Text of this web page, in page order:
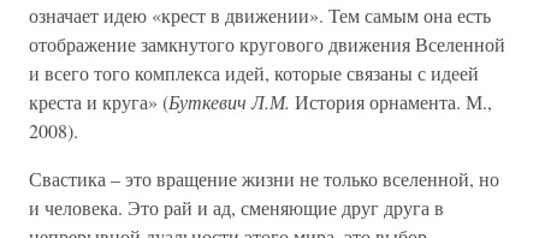
означает идею «крест в движении». Тем самым она есть
отображение замкнутого кругового движения Вселенной
и всего того комплекса идей, которые связаны с идеей
креста и круга» (Буткевич Л.М. История орнамента. М.,
2008).
Свастика – это вращение жизни не только вселенной, но
и человека. Это рай и ад, сменяющие друг друга в